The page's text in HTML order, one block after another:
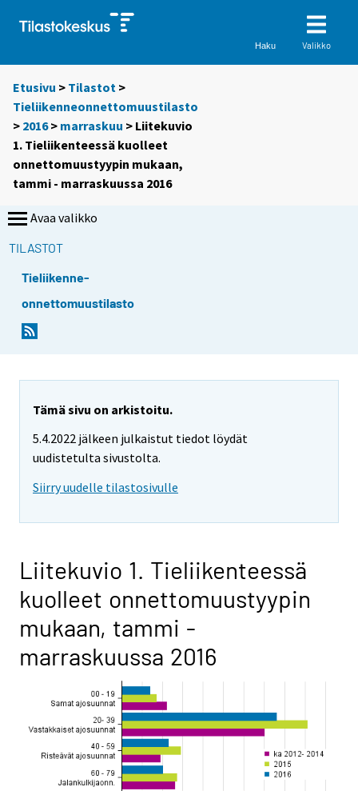
Haku Valikko
Etusivu > Tilastot >
Tieliikenneonnettomuustilasto
> 2016> marraskuu > Liitekuvio
1. Tieliikenteessä kuolleet
onnettomuustyypin mukaan,
tammi - marraskuussa 2016
Avaa valikko
TILASTOT
Tieliikenne-
onnettomuustilasto
Tämä sivu on arkistoitu.
5.4.2022 jälkeen julkaistut tiedot löydät
uudistetulta sivustolta.
Siirry uudelle tilastosivulle
Liitekuvio 1. Tieliikenteessä
kuolleet onnettomuustyypin
mukaan, tammi -
marraskuussa 2016